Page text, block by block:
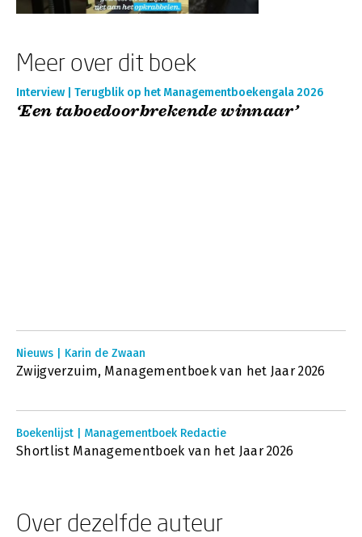
Meer over dit boek
Interview | Terugblik op het Managementboekengala 2026
‘Een taboedoorbrekende winnaar’
Nieuws | Karin de Zwaan
Zwijgverzuim, Managementboek van het Jaar 2026
Boekenlijst | Managementboek Redactie
Shortlist Managementboek van het Jaar 2026
Over dezelfde auteur